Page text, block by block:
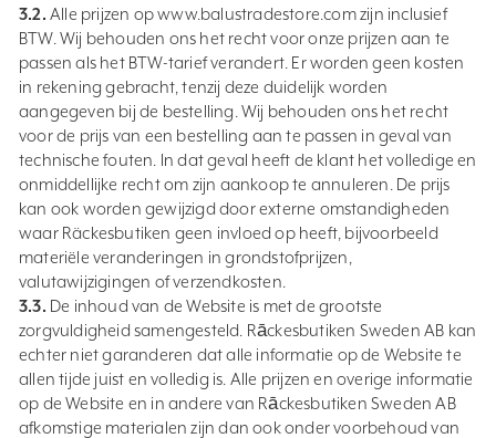
3.2. Alle prijzen op www.balustradestore.com zijn inclusief
BTW. Wij behouden ons het recht voor onze prijzen aan te
passen als het BTW-tarief verandert. Er worden geen kosten
in rekening gebracht, tenzij deze duidelijk worden
aangegeven bij de bestelling. Wij behouden ons het recht
voor de prijs van een bestelling aan te passen in geval van
technische fouten. In dat geval heeft de klant het volledige en
onmiddellijke recht om zijn aankoop te annuleren. De prijs
kan ook worden gewijzigd door externe omstandigheden
waar Räckesbutiken geen invloed op heeft, bijvoorbeeld
materiële veranderingen in grondstofprijzen,
valutawijzigingen of verzendkosten.
3.3. De inhoud van de Website is met de grootste
zorgvuldigheid samengesteld. Rāckesbutiken Sweden AB kan
echter niet garanderen dat alle informatie op de Website te
allen tijde juist en volledig is. Alle prijzen en overige informatie
op de Website en in andere van Rāckesbutiken Sweden AB
afkomstige materialen zijn dan ook onder voorbehoud van